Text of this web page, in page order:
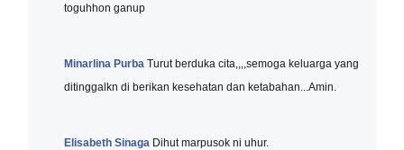
toguhhon ganup
Minarlina Purba Turut berduka cita,,,,semoga keluarga yang
ditinggalkn di berikan kesehatan dan ketabahan...Amin.
Elisabeth Sinaga Dihut marpusok ni uhur.